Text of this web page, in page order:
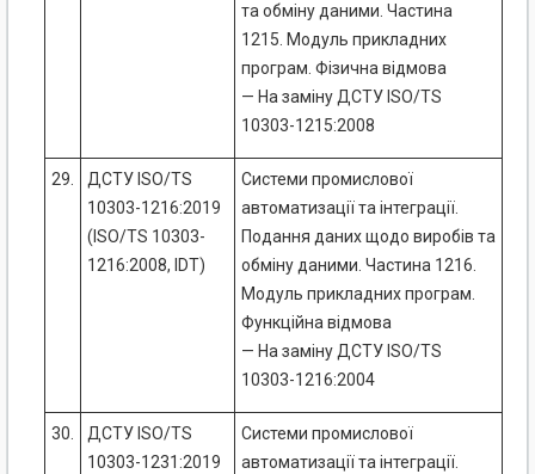
та обміну даними. Частина
1215. Модуль прикладних
програм. Фізична відмова
— На заміну ДСТУ ISO/TS
10303-1215:2008
29.
ДСТУ ISO/TS
10303-1216:2019
(ISO/TS 10303-
1216:2008, IDT)
Системи промислової
автоматизації та інтеграції.
Подання даних щодо виробів та
обміну даними. Частина 1216.
Модуль прикладних програм.
Функційна відмова
— На заміну ДСТУ ISO/TS
10303-1216:2004
30.
ДСТУ ISO/TS
10303-1231:2019
Системи промислової
автоматизації та інтеграції.